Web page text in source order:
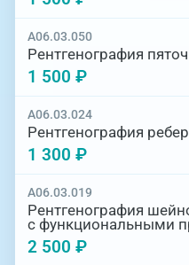
A06.03.050
Рентгенография
1 500 ₽
A06.03.024
Рентгенография
1 300 ₽
A06.03.019
Рентгенография
с функциональными
2 500 ₽